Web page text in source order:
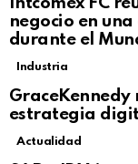
negocio en
durante el
Industria
estrategia
Actualidad